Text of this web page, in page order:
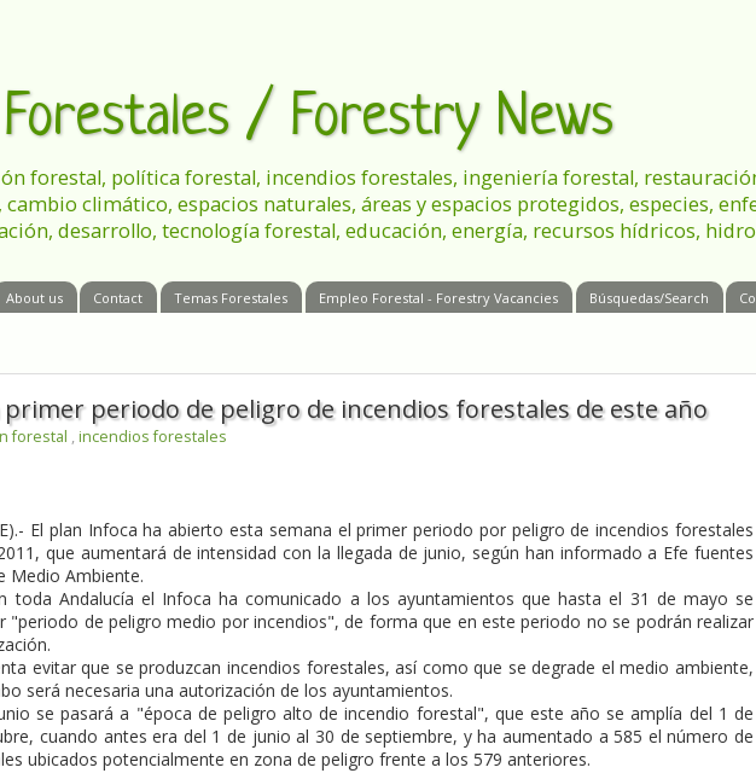
/ Forestry News
forestal, política forestal, incendios forestales, ingeniería forestal,
climático, espacios naturales, áreas y espacios protegidos, especies,
desarrollo, tecnología forestal, educación, energía, recursos hídricos,
About us Contact Temas Forestales Empleo Forestal - Forestry Vacancies Búsquedas/Search
primer periodo de peligro de incendios forestales de este año
forestal , incendios forestales
El plan Infoca ha abierto esta semana el primer periodo por peligro de incendios forestales
que aumentará de intensidad con la llegada de junio, según han informado a Efe fuentes
Medio Ambiente.
toda Andalucía el Infoca ha comunicado a los ayuntamientos que hasta el 31 de mayo se
"periodo de peligro medio por incendios", de forma que en este periodo no se podrán realizar
evitar que se produzcan incendios forestales, así como que se degrade el medio ambiente,
será necesaria una autorización de los ayuntamientos.
se pasará a "época de peligro alto de incendio forestal", que este año se amplía del 1 de
cuando antes era del 1 de junio al 30 de septiembre, y ha aumentado a 585 el número de
ubicados potencialmente en zona de peligro frente a los 579 anteriores.